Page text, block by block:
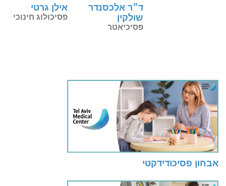
אילן גרטי
פסיכולוג חינוכי
ד״ר אלכסנדר
שולקין
פסיכיאטר
אבחון פסיכודידקטי